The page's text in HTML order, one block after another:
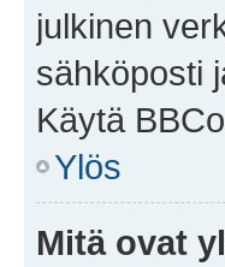
julkinen
sähköposti
Käytä
Ylös
Mitä ovat